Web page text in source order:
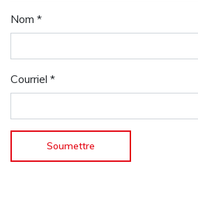
Nom *
Courriel *